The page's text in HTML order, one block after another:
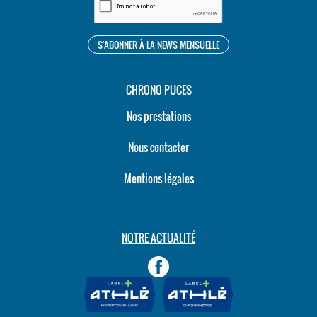
CHRONO PUCES
Nos prestations
Nous contacter
Mentions légales
NOTRE ACTUALITÉ